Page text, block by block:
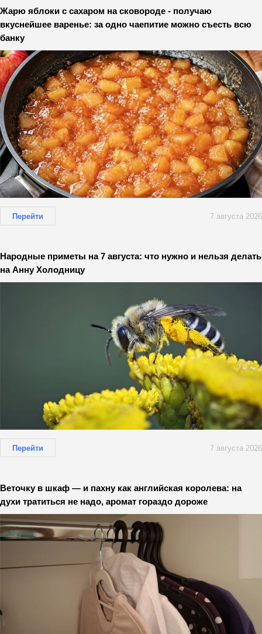
Жарю яблоки с сахаром на сковороде - получаю
вкуснейшее варенье: за одно чаепитие можно съесть всю
банку
Перейти 7 августа 2026
Народные приметы на 7 августа: что нужно и нельзя делать
на Анну Холодницу
Перейти 7 августа 2026
Веточку в шкаф — и пахну как английская королева: на
духи тратиться не надо, аромат гораздо дороже